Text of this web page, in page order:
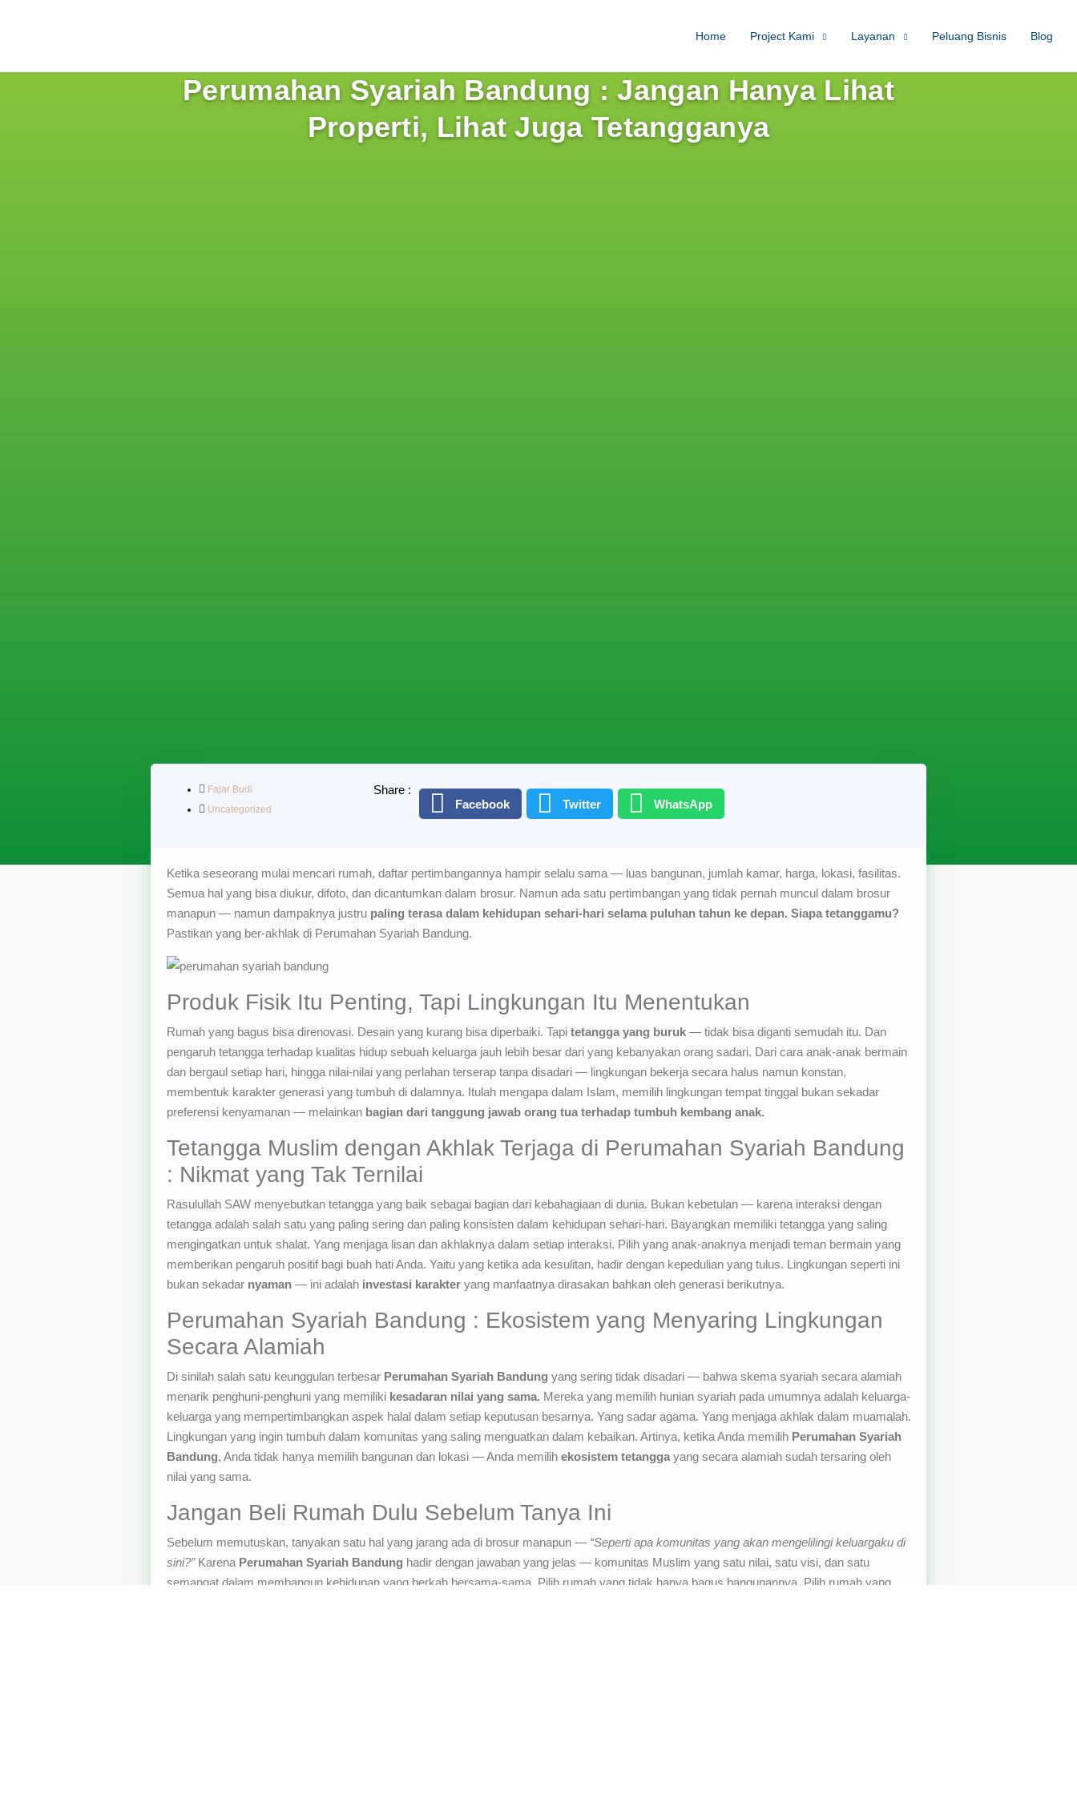
Home Project Kami Layanan Peluang Bisnis Blog
Perumahan Syariah Bandung : Jangan Hanya Lihat
Properti, Lihat Juga Tetangganya
Fajar Budi
Uncategorized
Share :
Facebook
Twitter WhatsApp
Ketika seseorang mulai mencari rumah, daftar pertimbangannya hampir selalu sama — luas bangunan, jumlah kamar, harga, lokasi, fasilitas.
Semua hal yang bisa diukur, difoto, dan dicantumkan dalam brosur. Namun ada satu pertimbangan yang tidak pernah muncul dalam brosur
manapun — namun dampaknya justru paling terasa dalam kehidupan sehari-hari selama puluhan tahun ke depan. Siapa tetanggamu?
Pastikan yang ber-akhlak di Perumahan Syariah Bandung.
Produk Fisik Itu Penting, Tapi Lingkungan Itu Menentukan
Rumah yang bagus bisa direnovasi. Desain yang kurang bisa diperbaiki. Tapi tetangga yang buruk— tidak bisa diganti semudah itu. Dan
pengaruh tetangga terhadap kualitas hidup sebuah keluarga jauh lebih besar dari yang kebanyakan orang sadari. Dari cara anak-anak bermain
dan bergaul setiap hari, hingga nilai-nilai yang perlahan terserap tanpa disadari — lingkungan bekerja secara halus namun konstan,
membentuk karakter generasi yang tumbuh di dalamnya. Itulah mengapa dalam Islam, memilih lingkungan tempat tinggal bukan sekadar
preferensi kenyamanan — melainkan bagian dari tanggung jawab orang tua terhadap tumbuh kembang anak.
Tetangga Muslim dengan Akhlak Terjaga di Perumahan Syariah Bandung
: Nikmat yang Tak Ternilai
Rasulullah SAW menyebutkan tetangga yang baik sebagai bagian dari kebahagiaan di dunia. Bukan kebetulan — karena interaksi dengan
tetangga adalah salah satu yang paling sering dan paling konsisten dalam kehidupan sehari-hari. Bayangkan memiliki tetangga yang saling
mengingatkan untuk shalat. Yang menjaga lisan dan akhlaknya dalam setiap interaksi. Pilih yang anak-anaknya menjadi teman bermain yang
memberikan pengaruh positif bagi buah hati Anda. Yaitu yang ketika ada kesulitan, hadir dengan kepedulian yang tulus. Lingkungan seperti ini
bukan sekadar nyaman— ini adalah investasi karakteryang manfaatnya dirasakan bahkan oleh generasi berikutnya.
Perumahan Syariah Bandung : Ekosistem yang Menyaring Lingkungan
Secara Alamiah
Di sinilah salah satu keunggulan terbesar Perumahan Syariah Bandung yang sering tidak disadari — bahwa skema syariah secara alamiah
menarik penghuni-penghuni yang memiliki kesadaran nilai yang sama. Mereka yang memilih hunian syariah pada umumnya adalah keluarga-
keluarga yang mempertimbangkan aspek halal dalam setiap keputusan besarnya. Yang sadar agama. Yang menjaga akhlak dalam muamalah.
Lingkungan yang ingin tumbuh dalam komunitas yang saling menguatkan dalam kebaikan. Artinya, ketika Anda memilih Perumahan Syariah
Bandung, Anda tidak hanya memilih bangunan dan lokasi — Anda memilih ekosistem tetanggayang secara alamiah sudah tersaring oleh
nilai yang sama.
Jangan Beli Rumah Dulu Sebelum Tanya Ini
Sebelum memutuskan, tanyakan satu hal yang jarang ada di brosur manapun — “Seperti apa komunitas yang akan mengelilingi keluargaku di
sini?”Karena Perumahan Syariah Bandung hadir dengan jawaban yang jelas — komunitas Muslim yang satu nilai, satu visi, dan satu
semangat dalam membangun kehidupan yang berkah bersama-sama. Pilih rumah yang tidak hanya bagus bangunannya. Pilih rumah yang